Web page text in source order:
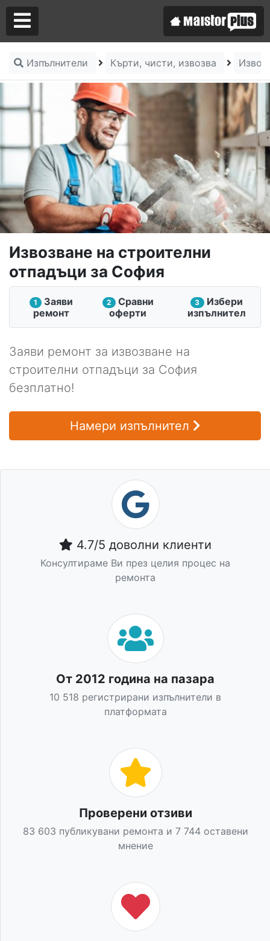
Изпълнители Кърти, чисти, извозва
Извозване на строителни
отпадъци за София
1
Заяви
ремонт
2
Сравни
оферти
3
Избери
изпълнител
Заяви ремонт за извозване на
строителни отпадъци за София
безплатно!
Намери изпълнител
4.7/5 доволни клиенти
Консултираме Ви през целия процес на
ремонта
От 2012 година на пазара
10 518 регистрирани изпълнители в
платформата
Проверени отзиви
83 603 публикувани ремонта и 7 744 оставени
мнение
Аз съм майстор
Търся майстор